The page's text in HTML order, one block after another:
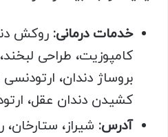
خدمات درمانی: روکش
کامپوزیت، طراحی
بروساژ دندان،
کشیدن دندان عقل،
آدرس: شیراز، ستارخان،